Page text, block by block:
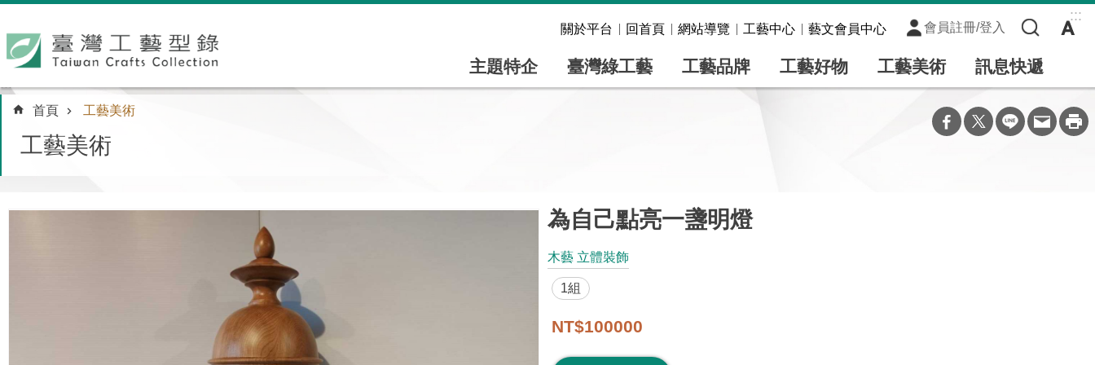
:::
關於平台 回首頁 網站導覽 工藝中心 藝文會員中心 會員註冊/登入
主題特企 臺灣綠工藝 工藝品牌 工藝好物 工藝美術 訊息快遞
:::
首頁 工藝美術
工藝美術
為自己點亮一盞明燈
木藝 立體裝飾
1組
NT$100000